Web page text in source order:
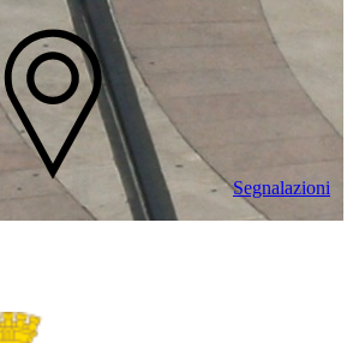
Segnalazioni